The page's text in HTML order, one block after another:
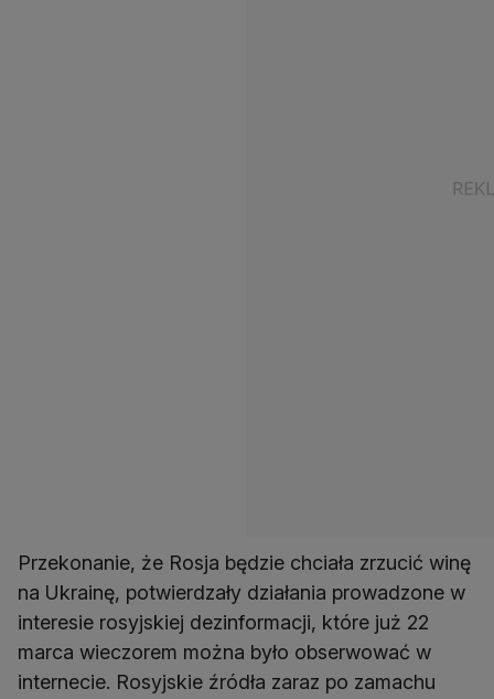
Przekonanie, że Rosja będzie chciała zrzucić winę
na Ukrainę, potwierdzały działania prowadzone w
interesie rosyjskiej dezinformacji, które już 22
marca wieczorem można było obserwować w
internecie. Rosyjskie źródła zaraz po zamachu